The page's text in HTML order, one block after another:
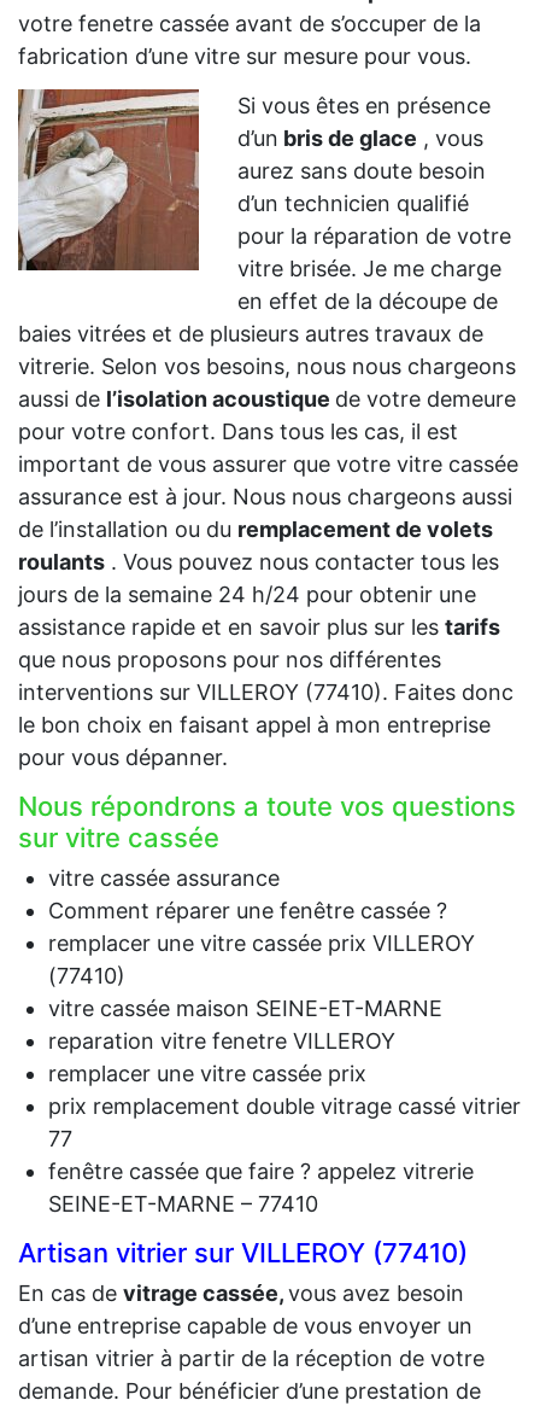
votre fenetre cassée avant de s’occuper de la
fabrication d’une vitre sur mesure pour vous.
Si vous êtes en présence
d’un bris de glace , vous
aurez sans doute besoin
d’un technicien qualifié
pour la réparation de votre
vitre brisée. Je me charge
en effet de la découpe de
baies vitrées et de plusieurs autres travaux de
vitrerie. Selon vos besoins, nous nous chargeons
aussi de l’isolation acoustique de votre demeure
pour votre confort. Dans tous les cas, il est
important de vous assurer que votre vitre cassée
assurance est à jour. Nous nous chargeons aussi
de l’installation ou du remplacement de volets
roulants . Vous pouvez nous contacter tous les
jours de la semaine 24 h/24 pour obtenir une
assistance rapide et en savoir plus sur les tarifs
que nous proposons pour nos différentes
interventions sur VILLEROY (77410). Faites donc
le bon choix en faisant appel à mon entreprise
pour vous dépanner.
Nous répondrons a toute vos questions
sur vitre cassée
vitre cassée assurance
Comment réparer une fenêtre cassée ?
remplacer une vitre cassée prix VILLEROY
(77410)
vitre cassée maison SEINE-ET-MARNE
reparation vitre fenetre VILLEROY
remplacer une vitre cassée prix
prix remplacement double vitrage cassé vitrier
77
fenêtre cassée que faire ? appelez vitrerie
SEINE-ET-MARNE – 77410
Artisan vitrier sur VILLEROY (77410)
En cas de vitrage cassée,vous avez besoin
d’une entreprise capable de vous envoyer un
artisan vitrier à partir de la réception de votre
demande. Pour bénéficier d’une prestation de